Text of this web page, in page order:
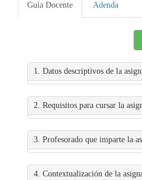
Guía Docente Adenda
1. Datos descriptivos de la
2. Requisitos para cursar la
3. Profesorado que imparte la
4. Contextualización de la